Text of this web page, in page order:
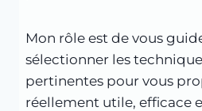
Mon rôle est de vous
sélectionner les
pertinentes pour vous
réellement utile, efficace